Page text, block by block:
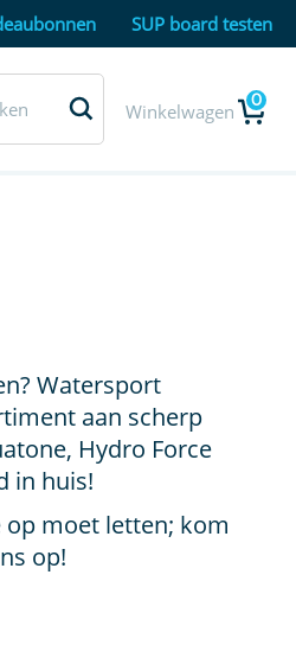
SUP board testen
Winkelwagen 0
Watersport
aan scherp
Hydro Force
in huis!
op moet letten; kom
op!